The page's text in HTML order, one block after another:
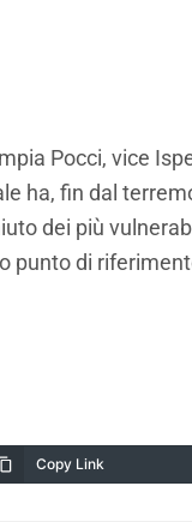
Pocci, vice
ha, fin dal
dei più
punto di
Copy Link